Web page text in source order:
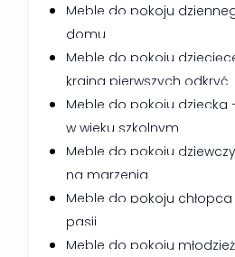
Meble do pokoju
domu
Meble do pokoju
kraina pierwszych odkryć
Meble do pokoju dziecka
w wieku szkolnym
Meble do pokoju
na marzenia
Meble do pokoju
pasji
Meble do pokoju